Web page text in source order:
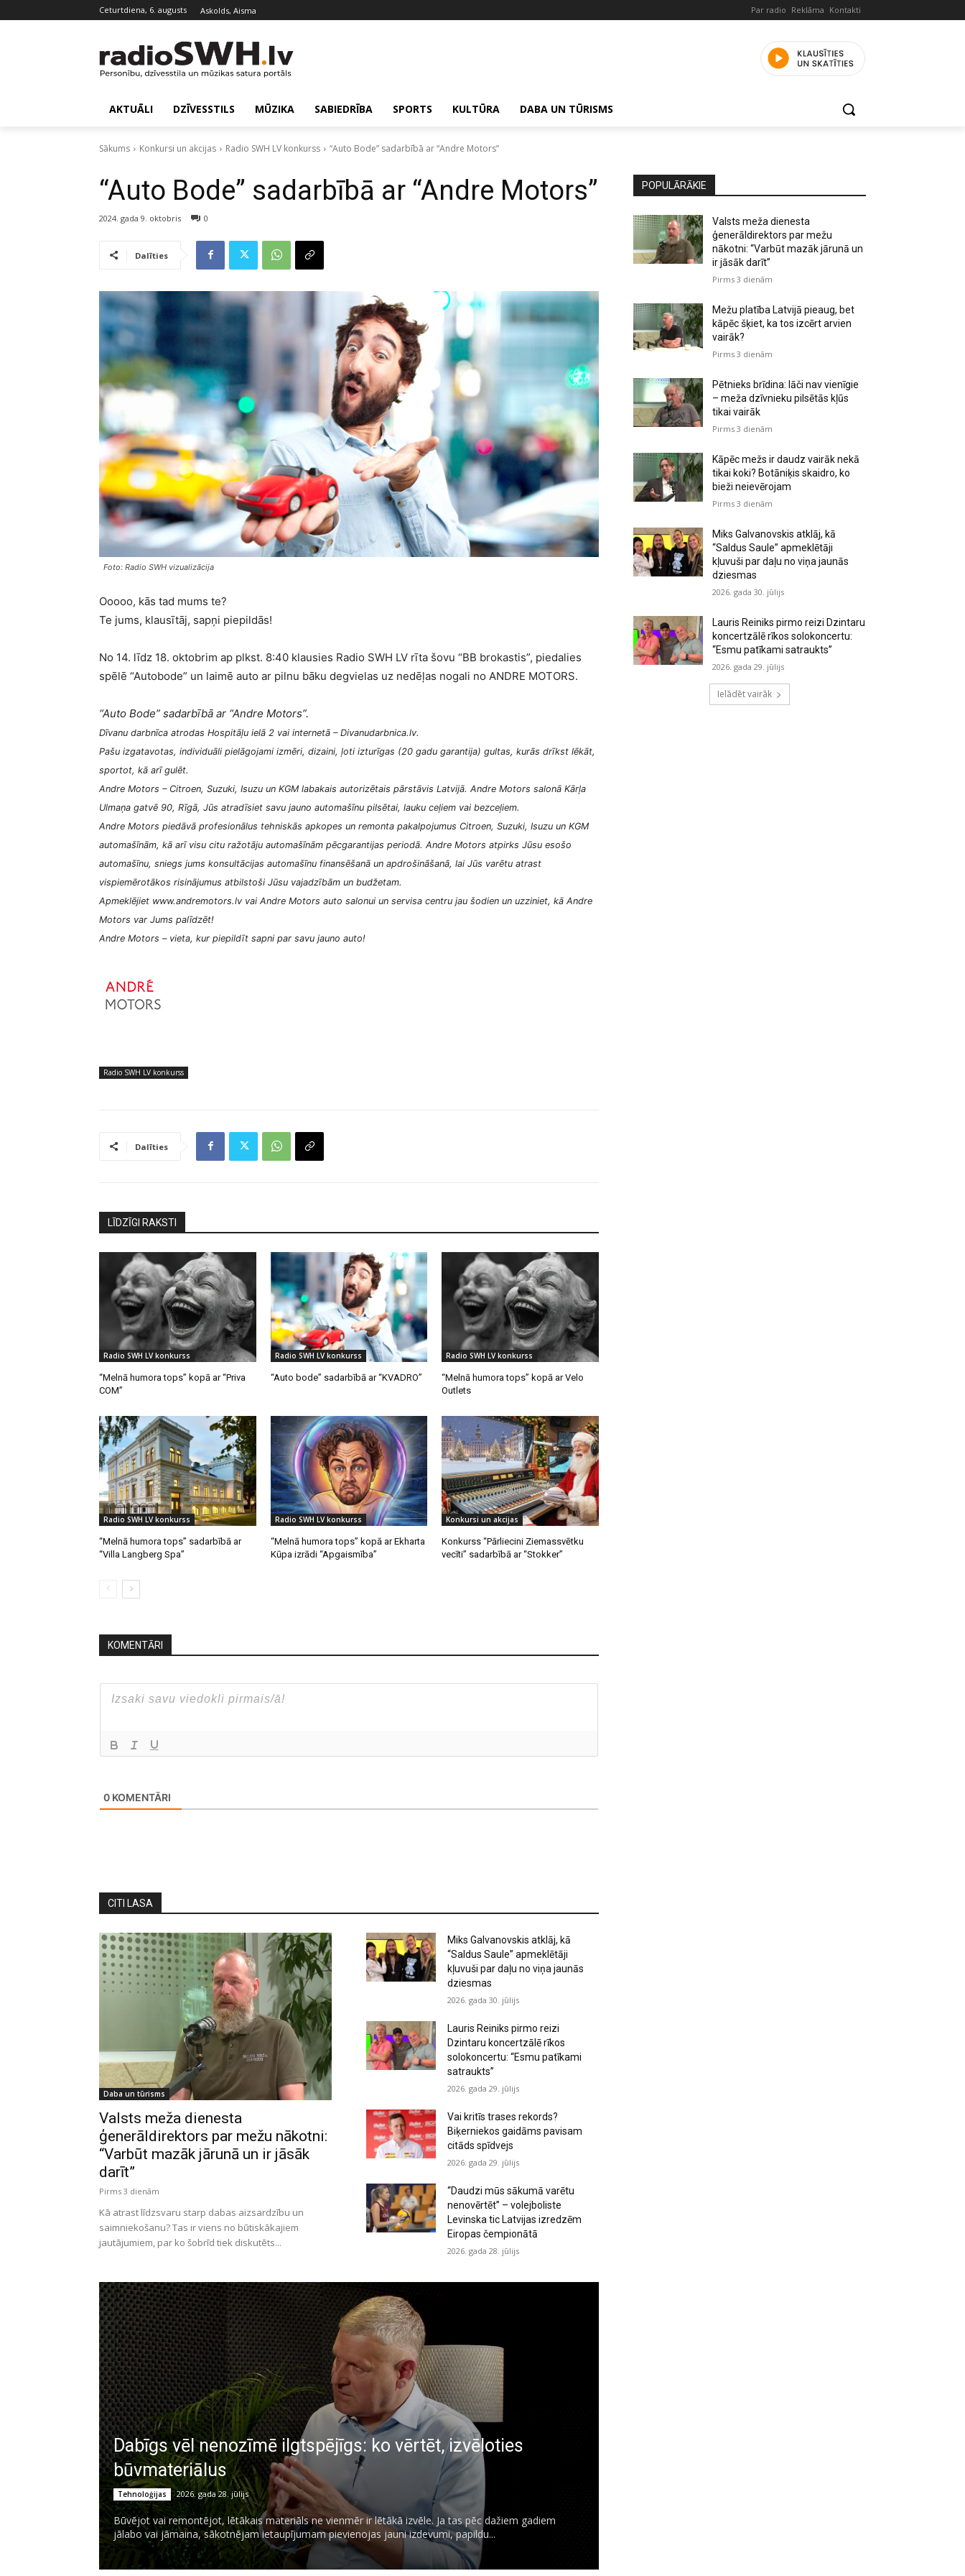
ceturtdiena, 6. augusts Askolds, Aisma Par radio Reklāma Kontakti
AKTUĀLI DZĪVESSTILS MŪZIKA SABIEDRĪBA SPORTS KULTŪRA DABA UN TŪRISMS
Sākums Konkursi un akcijas Radio SWH LV konkurss “Auto Bode” sadarbībā ar “Andre Motors”
“Auto Bode” sadarbībā ar “Andre Motors”
2024. gada 9. oktobris 0
Dalīties
Foto: Radio SWH vizualizācija
Ooooo, kās tad mums te?
Te jums, klausītāj, sapņi piepildās!
No 14. līdz 18. oktobrim ap plkst. 8:40 klausies Radio SWH LV rīta šovu “BB brokastis”, piedalies
spēlē “Autobode” un laimē auto ar pilnu bāku degvielas uz nedēļas nogali no ANDRE MOTORS.
“Auto Bode” sadarbībā ar “Andre Motors”.
Dīvanu darbnīca atrodas Hospitāļu ielā 2 vai internetā – Divanudarbnica.lv.
Pašu izgatavotas, individuāli pielāgojami izmēri, dizaini, ļoti izturīgas (20 gadu garantija) gultas, kurās drīkst lēkāt,
sportot, kā arī gulēt.
Andre Motors – Citroen, Suzuki, Isuzu un KGM labakais autorizētais pārstāvis Latvijā. Andre Motors salonā Kārļa
Ulmaņa gatvē 90, Rīgā, Jūs atradīsiet savu jauno automašīnu pilsētai, lauku ceļiem vai bezceļiem.
Andre Motors piedāvā profesionālus tehniskās apkopes un remonta pakalpojumus Citroen, Suzuki, Isuzu un KGM
automašīnām, kā arī visu citu ražotāju automašīnām pēcgarantijas periodā. Andre Motors atpirks Jūsu esošo
automašīnu, sniegs jums konsultācijas automašīnu finansēšanā un apdrošināšanā, lai Jūs varētu atrast
vispiemērotākos risinājumus atbilstoši Jūsu vajadzībām un budžetam.
Apmeklējiet www.andremotors.lv vai Andre Motors auto salonui un servisa centru jau šodien un uzziniet, kā Andre
Motors var Jums palīdzēt!
Andre Motors – vieta, kur piepildīt sapni par savu jauno auto!
Radio SWH LV konkurss
Dalīties
LĪDZĪGI RAKSTI
Radio SWH LV konkurss
“Melnā humora tops” kopā ar “Priva
COM”
Radio SWH LV konkurss
“Auto bode” sadarbībā ar “KVADRO”
Radio SWH LV konkurss
“Melnā humora tops” kopā ar Velo
Outlets
Radio SWH LV konkurss
“Melnā humora tops” sadarbībā ar
“Villa Langberg Spa”
Radio SWH LV konkurss
“Melnā humora tops” kopā ar Ekharta
Kūpa izrādi “Apgaismība”
Konkursi un akcijas
Konkurss “Pārliecini Ziemassvētku
vecīti” sadarbībā ar “Stokker”
KOMENTĀRI
0 KOMENTĀRI
CITI LASA
Daba un tūrisms
Valsts meža dienesta
ģenerāldirektors par mežu nākotni:
“Varbūt mazāk jārunā un ir jāsāk
darīt”
Pirms 3 dienām
Kā atrast līdzsvaru starp dabas aizsardzību un
saimniekošanu? Tas ir viens no būtiskākajiem
jautājumiem, par ko šobrīd tiek diskutēts...
Miks Galvanovskis atklāj, kā
“Saldus Saule” apmeklētāji
kļuvuši par daļu no viņa jaunās
dziesmas
2026. gada 30. jūlijs
Lauris Reiniks pirmo reizi
Dzintaru koncertzālē rīkos
solokoncertu: “Esmu patīkami
satraukts”
2026. gada 29. jūlijs
Vai kritīs trases rekords?
Biķerniekos gaidāms pavisam
citāds spīdvejs
2026. gada 29. jūlijs
“Daudzi mūs sākumā varētu
nenovērtēt” – volejboliste
Levinska tic Latvijas izredzēm
Eiropas čempionātā
2026. gada 28. jūlijs
Dabīgs vēl nenozīmē ilgtspējīgs: ko vērtēt, izvēloties
būvmateriālus
Tehnoloģijas 2026. gada 28. jūlijs
Būvējot vai remontējot, lētākais materiāls ne vienmēr ir lētākā izvēle. Ja tas pēc dažiem gadiem
jālabo vai jāmaina, sākotnējam ietaupījumam pievienojas jauni izdevumi, papildu...
POPULĀRĀKIE
Valsts meža dienesta
ģenerāldirektors par mežu
nākotni: “Varbūt mazāk jārunā un
ir jāsāk darīt”
Pirms 3 dienām
Mežu platība Latvijā pieaug, bet
kāpēc šķiet, ka tos izcērt arvien
vairāk?
Pirms 3 dienām
Pētnieks brīdina: lāči nav vienīgie
– meža dzīvnieku pilsētās kļūs
tikai vairāk
Pirms 3 dienām
Kāpēc mežs ir daudz vairāk nekā
tikai koki? Botāniķis skaidro, ko
bieži neievērojam
Pirms 3 dienām
Miks Galvanovskis atklāj, kā
“Saldus Saule” apmeklētāji
kļuvuši par daļu no viņa jaunās
dziesmas
2026. gada 30. jūlijs
Lauris Reiniks pirmo reizi Dzintaru
koncertzālē rīkos solokoncertu:
“Esmu patīkami satraukts”
2026. gada 29. jūlijs
Ielādēt vairāk